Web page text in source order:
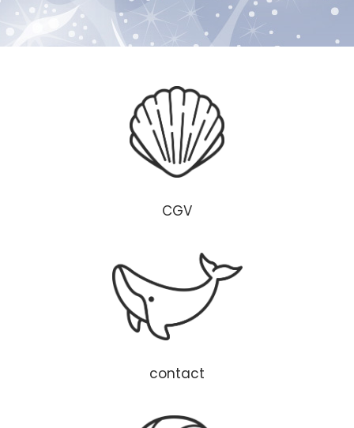
CGV
contact